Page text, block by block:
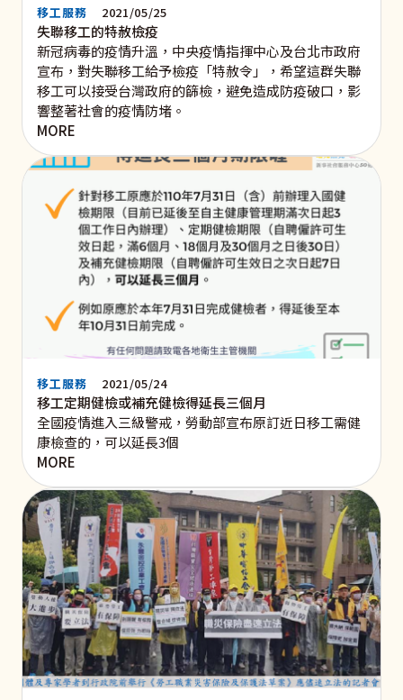
移工服務 2021/05/25
失聯移工的特赦檢疫
新冠病毒的疫情升溫，中央疫情指揮中心及台北市政府
宣布，對失聯移工給予檢疫「特赦令」，希望這群失聯
移工可以接受台灣政府的篩檢，避免造成防疫破口，影
響整著社會的疫情防堵。
MORE
移工服務 2021/05/24
移工定期健檢或補充健檢得延長三個月
全國疫情進入三級警戒，勞動部宣布原訂近日移工需健
康檢查的，可以延長3個
MORE